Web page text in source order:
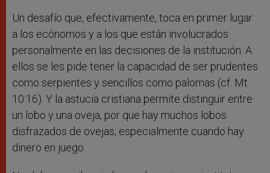
Un desafío que, efectivamente, toca en primer lugar
a los ecónomos y a los que están involucrados
personalmente en las decisiones de la institución. A
ellos se les pide tener la capacidad de ser prudentes
como serpientes y sencillos como palomas (cf. Mt
10:16). Y la astucia cristiana permite distinguir entre
un lobo y una oveja, por que hay muchos lobos
disfrazados de ovejas, especialmente cuando hay
dinero en juego.